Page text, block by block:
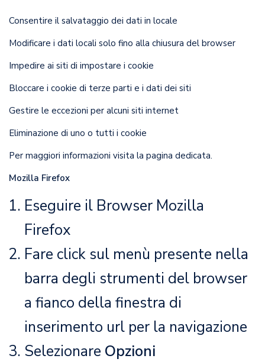
Consentire il salvataggio dei dati in locale
Modificare i dati locali solo fino alla chiusura del browser
Impedire ai siti di impostare i cookie
Bloccare i cookie di terze parti e i dati dei siti
Gestire le eccezioni per alcuni siti internet
Eliminazione di uno o tutti i cookie
Per maggiori informazioni visita la pagina dedicata.
Mozilla Firefox
Eseguire il Browser Mozilla
Firefox
Fare click sul menù presente nella
barra degli strumenti del browser
a fianco della finestra di
inserimento url per la navigazione
Selezionare Opzioni